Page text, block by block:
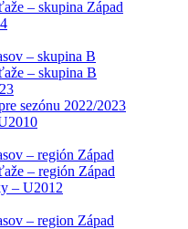
– skupina Západ
– skupina B
– skupina B
sezónu 2022/2023
– región Západ
– región Západ
– U2012
– region Západ